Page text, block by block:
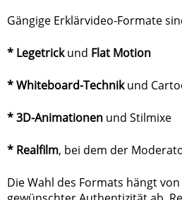
Gängige Erklärvideo-Formate
* Legetrickund Flat Motion
* Whiteboard-Technikund
* 3D-Animationen und Stilmixe
* Realfilm, bei dem der
Die Wahl des Formats hängt